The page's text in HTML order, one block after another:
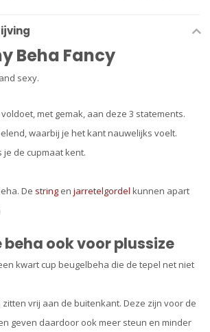
Beha Fancy
sexy.
met gemak, aan deze 3 statements.
waarbij je het kant nauwelijks voelt.
je de cupmaat kent.
De string en jarretelgordel kunnen apart
beha ook voor plussize
kwart cup beugelbeha die de tepel net niet
vrij aan de buitenkant. Deze zijn voor de
geven daardoor ook meer steun en minder